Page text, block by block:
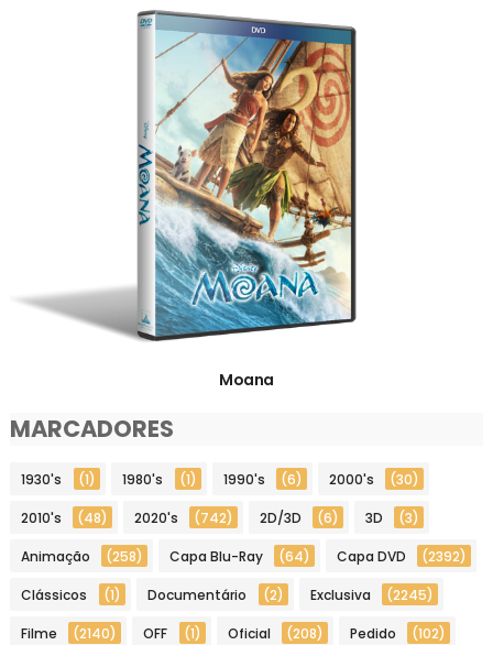
Moana
MARCADORES
1930's (1) 1980's (1) 1990's (6) 2000's (30)
2010's (48) 2020's (742) 2D/3D (6) 3D (3)
Animação (258) Capa Blu-Ray (64) Capa DVD (2392)
Clássicos (1) Documentário (2) Exclusiva (2245)
Filme (2140) OFF (1) Oficial (208) Pedido (102)